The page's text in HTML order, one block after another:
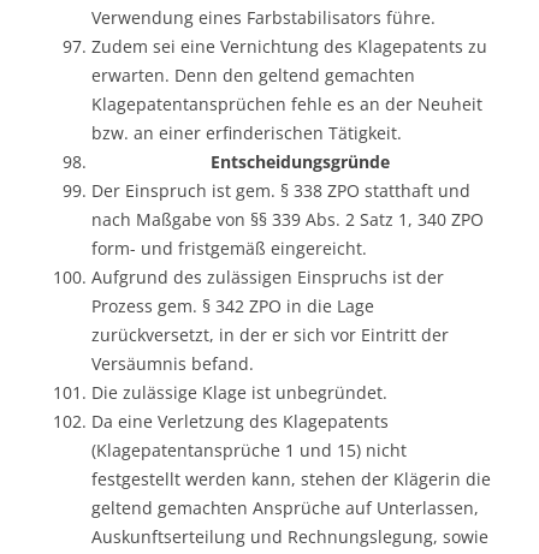
Verwendung eines Farbstabilisators führe.
Zudem sei eine Vernichtung des Klagepatents zu
erwarten. Denn den geltend gemachten
Klagepatentansprüchen fehle es an der Neuheit
bzw. an einer erfinderischen Tätigkeit.
Entscheidungsgründe
Der Einspruch ist gem. § 338 ZPO statthaft und
nach Maßgabe von §§ 339 Abs. 2 Satz 1, 340 ZPO
form- und fristgemäß eingereicht.
Aufgrund des zulässigen Einspruchs ist der
Prozess gem. § 342 ZPO in die Lage
zurückversetzt, in der er sich vor Eintritt der
Versäumnis befand.
Die zulässige Klage ist unbegründet.
Da eine Verletzung des Klagepatents
(Klagepatentansprüche 1 und 15) nicht
festgestellt werden kann, stehen der Klägerin die
geltend gemachten Ansprüche auf Unterlassen,
Auskunftserteilung und Rechnungslegung, sowie